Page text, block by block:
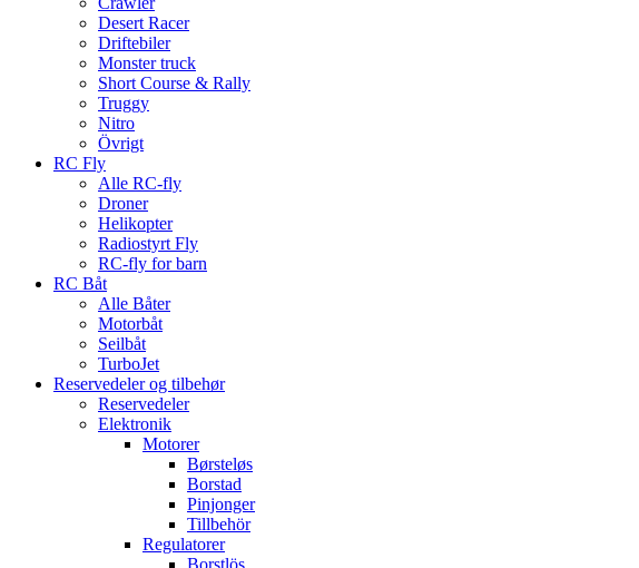
Desert Racer
Driftebiler
Monster truck
Short Course & Rally
Truggy
Nitro
Övrigt
RC Fly
Alle RC-fly
Droner
Helikopter
Radiostyrt Fly
RC-fly for barn
RC Båt
Alle Båter
Motorbåt
Seilbåt
TurboJet
Reservedeler og tilbehør
Reservedeler
Elektronik
Motorer
Børsteløs
Borstad
Pinjonger
Tillbehör
Regulatorer
Borstlös